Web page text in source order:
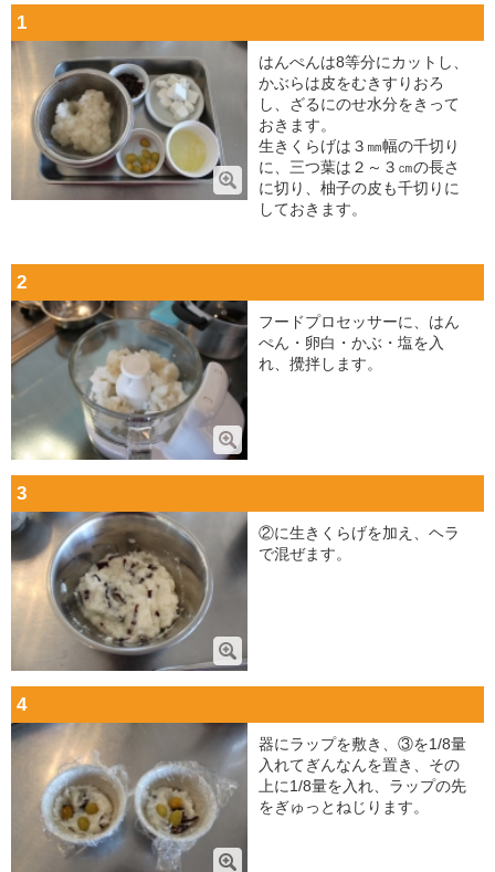
1
はんぺんは8等分にカットし、
かぶらは皮をむきすりおろ
し、ざるにのせ水分をきって
おきます。
生きくらげは３㎜幅の千切り
に、三つ葉は２～３㎝の長さ
に切り、柚子の皮も千切りに
しておきます。
2
フードプロセッサーに、はん
ぺん・卵白・かぶ・塩を入
れ、攪拌します。
3
②に生きくらげを加え、ヘラ
で混ぜます。
4
器にラップを敷き、③を1/8量
入れてぎんなんを置き、その
上に1/8量を入れ、ラップの先
をぎゅっとねじります。